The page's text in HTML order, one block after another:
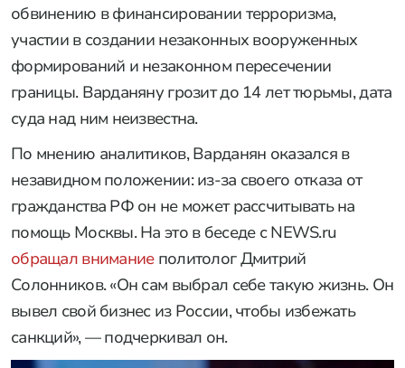
обвинению в финансировании терроризма,
участии в создании незаконных вооруженных
формирований и незаконном пересечении
границы. Варданяну грозит до 14 лет тюрьмы, дата
суда над ним неизвестна.
По мнению аналитиков, Варданян оказался в
незавидном положении: из-за своего отказа от
гражданства РФ он не может рассчитывать на
помощь Москвы. На это в беседе с NEWS.ru
обращал вниманиеполитолог Дмитрий
Солонников. «Он сам выбрал себе такую жизнь. Он
вывел свой бизнес из России, чтобы избежать
санкций», — подчеркивал он.